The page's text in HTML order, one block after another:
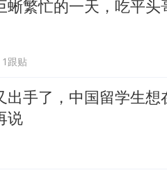
蜥繁忙的一天，吃平头
1跟贴
出手了，中国留学生
说